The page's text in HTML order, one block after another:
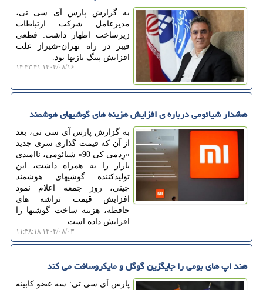
به گزارش پارس آی سی تی،
مدیرعامل شرکت ارتباطات
زیرساخت اظهار داشت: قطعی
فیبر در راه تهران-شیراز علت
افزایش پینگ بازیها بود.
۱۴۰۴/۰۸/۱۶ ۱۴:۴۳:۴۱
هشدار شیائومی درباره ی افزایش هزینه های گوشیهای هوشمند
به گزارش پارس آی سی تی، بعد
از آن که قیمت گذاری سری جدید
«رِدمی کی 90» شیائومی، ناامیدی
بازار را به همراه داشت، این
تولیدکننده گوشیهای هوشمند
چینی، روز جمعه اعلام نمود
افزایش قیمت تراشه های
حافظه، هزینه ساخت گوشیها را
افزایش داده است.
۱۴۰۴/۰۸/۰۳ ۱۱:۳۸:۱۸
هند اپ های بومی را جایگزین گوگل و مایکروسافت می کند
پارس آی سی تی: سه عضو کابینه